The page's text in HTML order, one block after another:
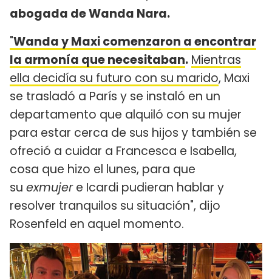
abogada de Wanda Nara.
"Wanda y Maxi comenzaron a encontrar
la armonía que necesitaban. Mientras
ella decidía su futuro con su marido, Maxi
se trasladó a París y se instaló en un
departamento que alquiló con su mujer
para estar cerca de sus hijos y también se
ofreció a cuidar a Francesca e Isabella,
cosa que hizo el lunes, para que
su exmujere Icardi pudieran hablar y
resolver tranquilos su situación", dijo
Rosenfeld en aquel momento.